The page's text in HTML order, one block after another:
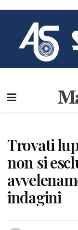
Trovati
non si
indagini